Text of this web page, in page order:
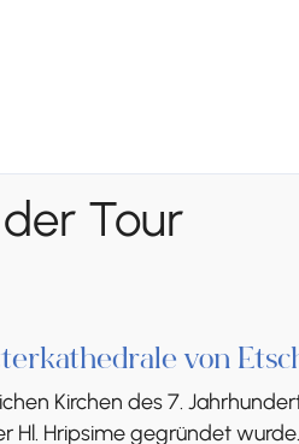
Tour
von
Kirchen des 7.
Hl. Hripsime gegründet